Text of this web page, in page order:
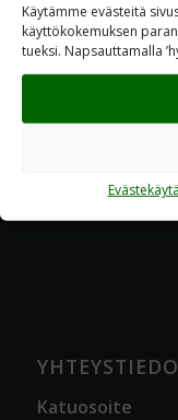
Käytämme evästeitä
käyttökokemuksen
tueksi. Napsauttamalla
Katuosoite